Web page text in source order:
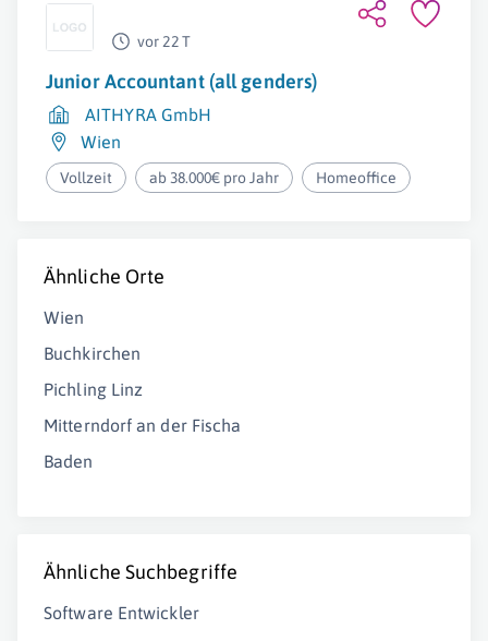
vor 22 T
Junior Accountant (all genders)
AITHYRA GmbH
Wien
Vollzeit ab 38.000€ pro Jahr Homeoffice
Ähnliche Orte
Wien
Buchkirchen
Pichling Linz
Mitterndorf an der Fischa
Baden
Ähnliche Suchbegriffe
Software Entwickler